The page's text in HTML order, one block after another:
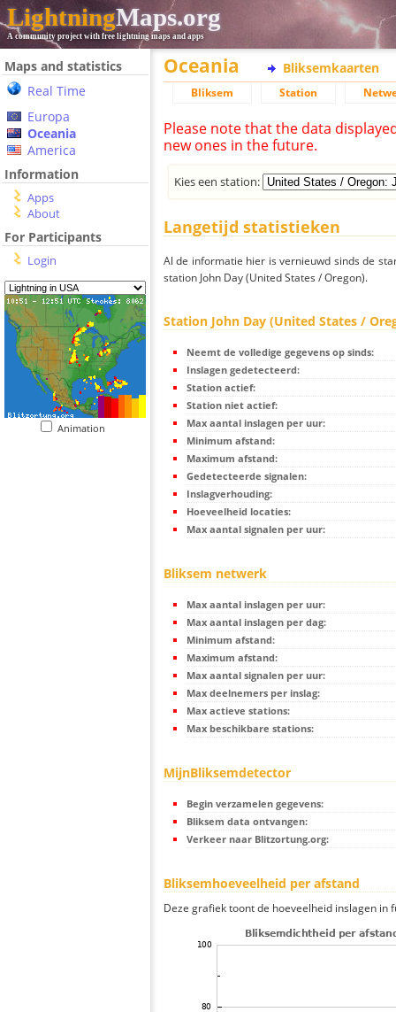
LightningMaps.org
A community project with free lightning maps and apps
Maps and statistics
Real Time
Europa
Oceania
America
Information
Apps
About
For Participants
Login
Animation
Oceania Bliksemkaarten
Bliksem Station
Please note that the data
new ones in the future.
Kies een station:
Langetijd statistieken
Al de informatie hier is vernieuwd sinds de
station John Day (United States / Oregon).
Station John Day (United States /
Neemt de volledige gegevens op sinds:
Inslagen gedetecteerd:
Station actief:
Station niet actief:
Max aantal inslagen per uur:
Minimum afstand:
Maximum afstand:
Gedetecteerde signalen:
Inslagverhouding:
Hoeveelheid locaties:
Max aantal signalen per uur:
Bliksem netwerk
Max aantal inslagen per uur:
Max aantal inslagen per dag:
Minimum afstand:
Maximum afstand:
Max aantal signalen per uur:
Max deelnemers per inslag:
Max actieve stations:
Max beschikbare stations:
MijnBliksemdetector
Begin verzamelen gegevens:
Bliksem data ontvangen:
Verkeer naar Blitzortung.org:
Bliksemhoeveelheid per afstand
Deze grafiek toont de hoeveelheid inslagen in